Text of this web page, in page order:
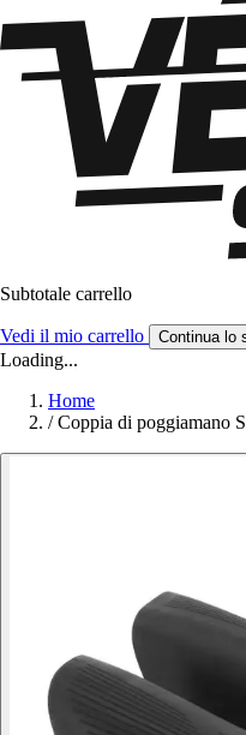
Subtotale carrello
Vedi il mio carrello Continua lo
Loading...
Home
/ Coppia di poggiamano